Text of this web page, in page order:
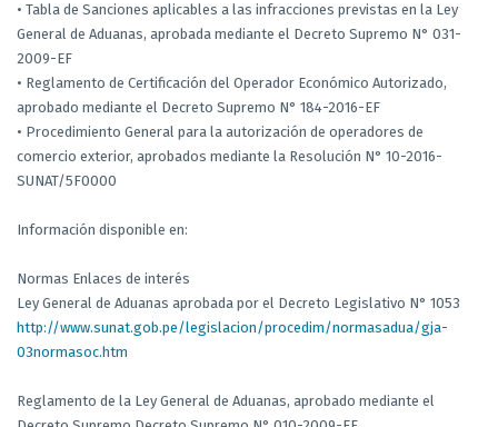
• Tabla de Sanciones aplicables a las infracciones previstas en la Ley
General de Aduanas, aprobada mediante el Decreto Supremo N° 031-
2009-EF
• Reglamento de Certificación del Operador Económico Autorizado,
aprobado mediante el Decreto Supremo N° 184-2016-EF
• Procedimiento General para la autorización de operadores de
comercio exterior, aprobados mediante la Resolución N° 10-2016-
SUNAT/5F0000
Información disponible en:
Normas Enlaces de interés
Ley General de Aduanas aprobada por el Decreto Legislativo N° 1053
http://www.sunat.gob.pe/legislacion/procedim/normasadua/gja-
03normasoc.htm
Reglamento de la Ley General de Aduanas, aprobado mediante el